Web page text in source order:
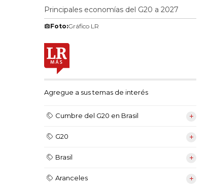
Principales economías del G20 a 2027
Foto:Gráfico LR
Agregue a sus temas de interés
Cumbre del G20 en Brasil
G20
Brasil
Aranceles